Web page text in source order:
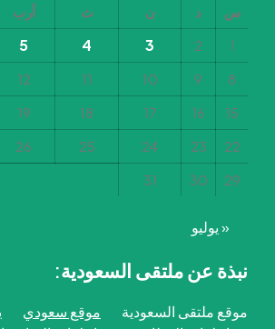
س د ن ث أرب
1
2
3
4
5
8
9
10
11
12
15
16
17
18
19
22
23
24
25
26
29
30
31
« يوليو
نبذة عن ملتقى السعودية:
موقع ملتقى السعودية موقع سعودي